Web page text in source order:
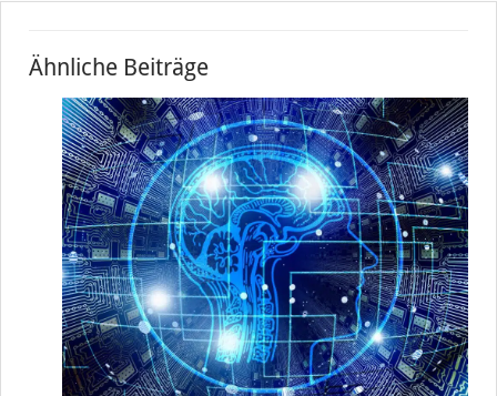
Ähnliche Beiträge